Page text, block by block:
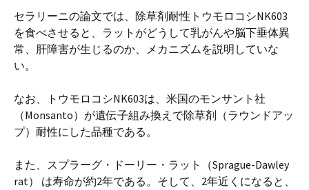
セラリーニの論文では、除草剤耐性トウモロコシNK603
を食べさせると、ラットがどうして乳がんや脳下垂体異
常、肝障害が生じるのか、メカニズムを説明していな
い。
なお、トウモロコシNK603は、米国のモンサント社
（Monsanto）が遺伝子組み換えで除草剤（ラウンドアッ
プ）耐性にした品種である。
また、スプラーグ・ドーリー・ラット（Sprague-Dawley
rat） は寿命が約2年である。そして、2年近くになると、